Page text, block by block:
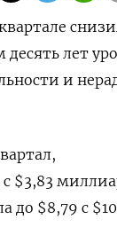
десять лет
и
$3,83
до $8,79 с